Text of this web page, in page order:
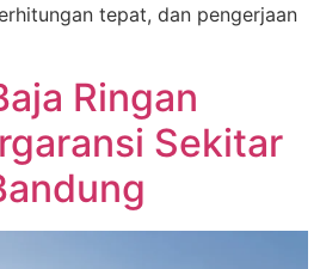
tepat, dan pengerjaan
Ringan
Sekitar